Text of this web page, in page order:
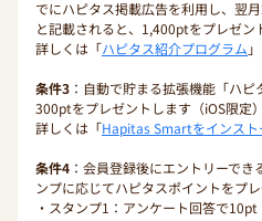
でにハピタス掲載広告を利用し、翌
と記載されると、1,400ptをプレゼン
詳しくは「ハピタス紹介プログラム
条件3 ：自動で貯まる拡張機能「ハ
300ptをプレゼントします（iOS限定）
詳しくは「Hapitas Smartをインスト
条件4 ：会員登録後にエントリーで
ンプに応じてハピタスポイントをプ
・スタンプ1：アンケート回答で10pt